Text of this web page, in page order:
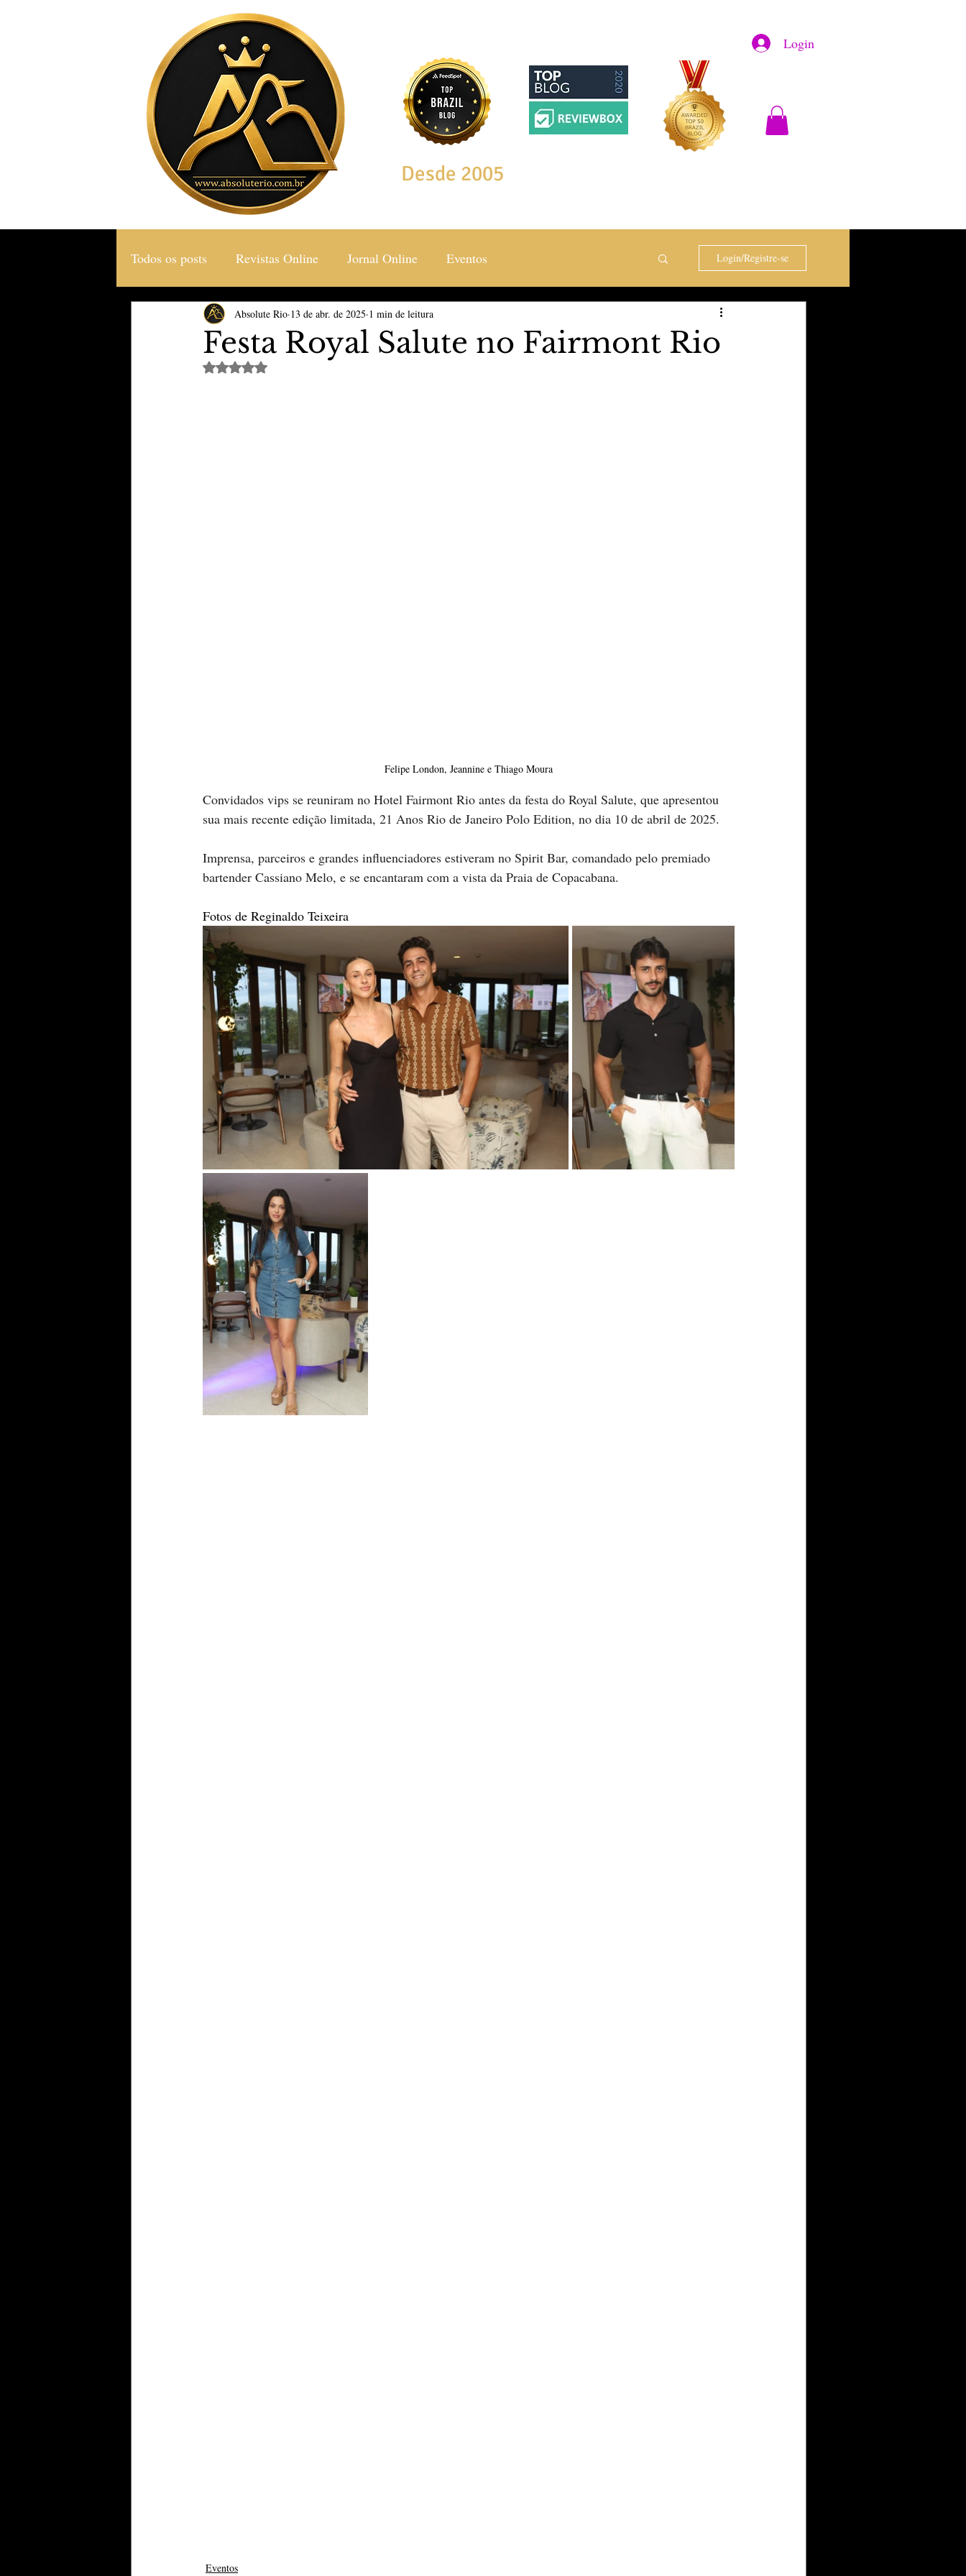
Login
Desde 2005
Todos os posts Revistas Online Jornal Online Eventos
Gastronomia & Turismo Social & Estilos Saúde & Bem Estar
TheVipClubBusiness
Login/Registre-se
Festa Royal Salute no Fairmont Rio
Absolute Rio 13 de abr. de 2025 1 min de leitura
Avaliado com NaN de 5 estrelas.
Felipe London, Jeannine e Thiago Moura
Convidados vips se reuniram no Hotel Fairmont Rio antes da festa do Royal Salute, que apresentou
sua mais recente edição limitada, 21 Anos Rio de Janeiro Polo Edition, no dia 10 de abril de 2025.
Imprensa, parceiros e grandes influenciadores estiveram no Spirit Bar, comandado pelo premiado
bartender Cassiano Melo, e se encantaram com a vista da Praia de Copacabana.
Fotos de Reginaldo Teixeira
Eventos